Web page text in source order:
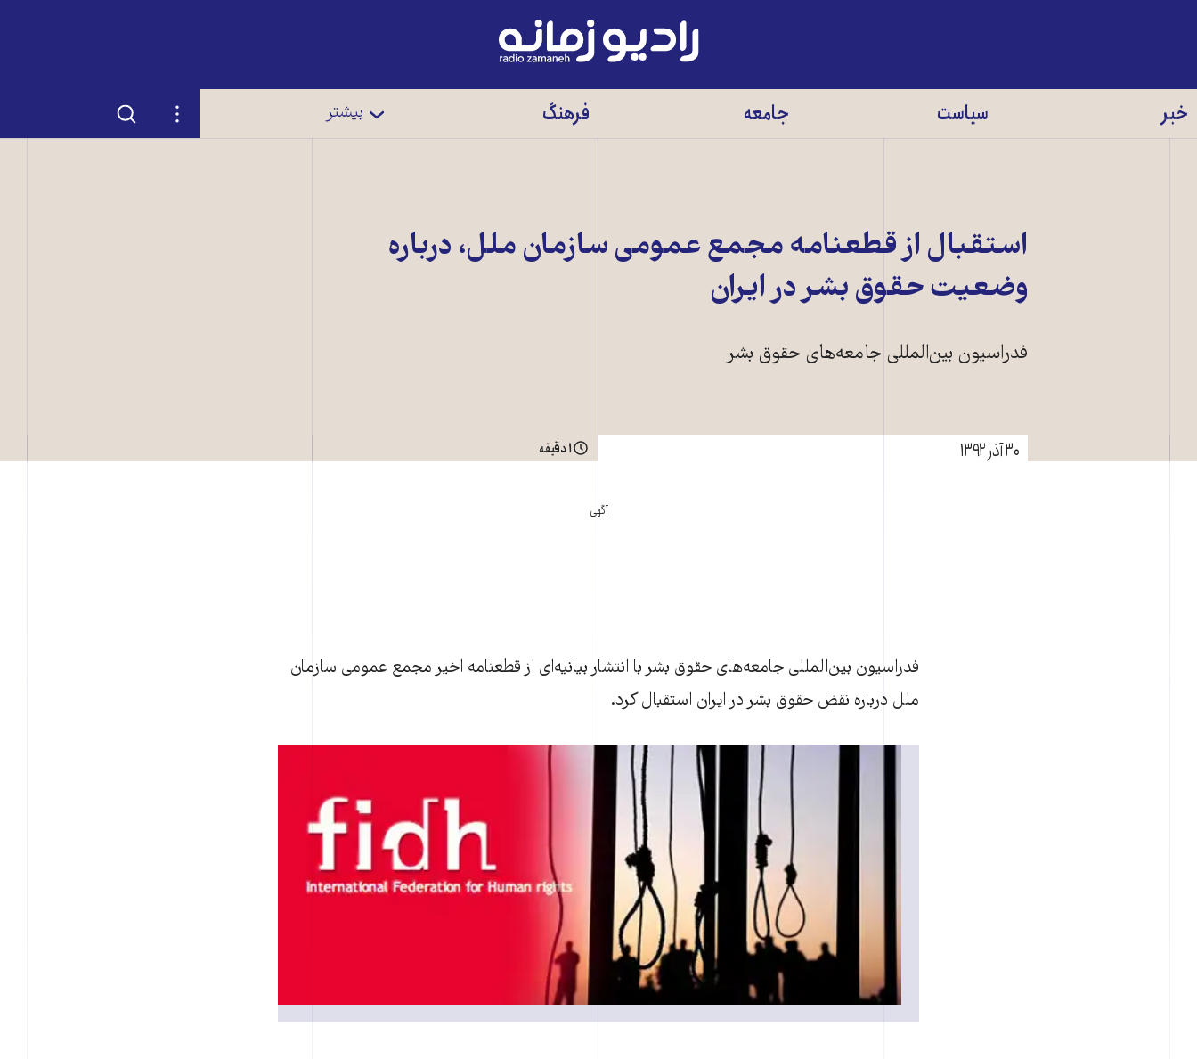
رادیو
زمانه
خبر سیاست جامعه فرهنگ بیشتر تنظیمات جستجو
استقبال از قطعنامه مجمع عمومی سازمان ملل، درباره
وضعيت حقوق بشر در ايران
فدراسيون بين‌المللی جامعه‌های حقوق بشر
۳۰ آذر ۱۳۹۲ ۱ دقیقه
آگهی
فدراسيون بين‌المللی جامعه‌های حقوق بشر با انتشار بيانيه‌ای از قطعنامه اخير مجمع عمومی سازمان
ملل درباره نقض حقوق بشر در ايران استقبال کرد.